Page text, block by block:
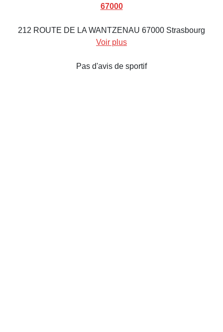
67000
212 ROUTE DE LA WANTZENAU 67000 Strasbourg
Voir plus
Pas d'avis de sportif